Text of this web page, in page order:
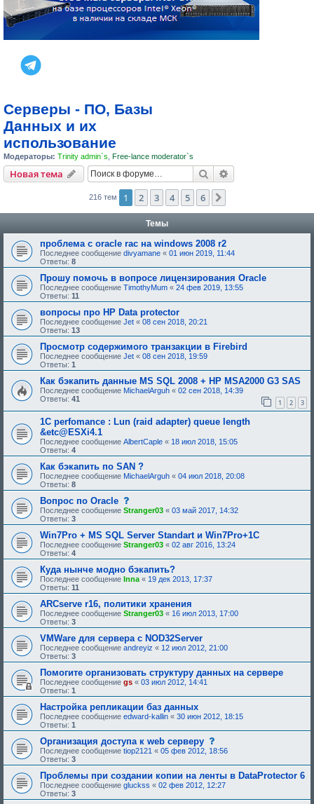
Серверы - ПО, Базы
Данных и их
использование
Модераторы: Trinity admin`s Free-lance moderator`s
Новая тема Поиск
216 тем 1 2 3 4 5 6
Темы
проблема с oracle rac на windows 2008 r2
Последнее сообщение divyamane « 01 июн 2019, 11:44
Ответы: 8
Прошу помочь в вопросе лицензирования Oracle
Последнее сообщение TimothyMum « 24 фев 2019, 13:55
Ответы: 11
вопросы про HP Data protector
Последнее сообщение Jet « 08 сен 2018, 20:21
Ответы: 13
Просмотр содержимого транзакции в Firebird
Последнее сообщение Jet « 08 сен 2018, 19:59
Ответы: 1
Как бэкапить данные MS SQL 2008 + HP MSA2000 G3 SAS
Последнее сообщение MichaelArguh « 02 сен 2018, 14:39
Ответы: 41 1 2 3
1C perfomance : Lun (raid adapter) queue length
&etc@ESXi4.1
Последнее сообщение AlbertCaple « 18 июл 2018, 15:05
Ответы: 4
Как бэкапить по SAN ?
Последнее сообщение MichaelArguh « 04 июл 2018, 20:08
Ответы: 8
Вопрос по Oracle
о
о
б
щ
е
н
и
е
,
т
р
б
у
е
е
о
б
н
и
Последнее сообщение Stranger03 « 03 май 2017, 14:32
Ответы: 3
Win7Pro + MS SQL Server Standart и Win7Pro+1С
Последнее сообщение Stranger03 « 02 авг 2016, 13:24
Ответы: 4
Куда нынче модно бэкапить?
Последнее сообщение Inna « 19 дек 2013, 17:37
Ответы: 11
ARCserve r16, политики хранения
Последнее сообщение Stranger03 « 16 июл 2013, 17:00
Ответы: 3
VMWare для сервера с NOD32Server
Последнее сообщение andreyiz « 12 июл 2012, 21:00
Ответы: 3
Помогите организовать структуру данных на сервере
Последнее сообщение gs « 03 июл 2012, 14:41
Ответы: 1
Настройка репликации баз данных
Последнее сообщение edward-kallin « 30 июн 2012, 18:15
Ответы: 1
Организация доступа к web серверу
о
о
б
щ
е
н
и
Последнее сообщение tiop2121 « 05 фев 2012, 18:56
Ответы: 3
Проблемы при создании копии на ленты в DataProtector 6
Последнее сообщение gluckss « 02 фев 2012, 12:27
Ответы: 3